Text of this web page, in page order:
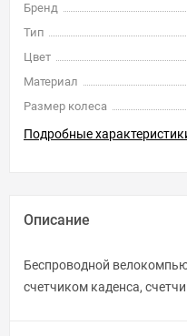
Бренд
Тип
Цвет
Материал
Размер колеса
Подробные
Описание
Беспроводной
счетчиком каденса,